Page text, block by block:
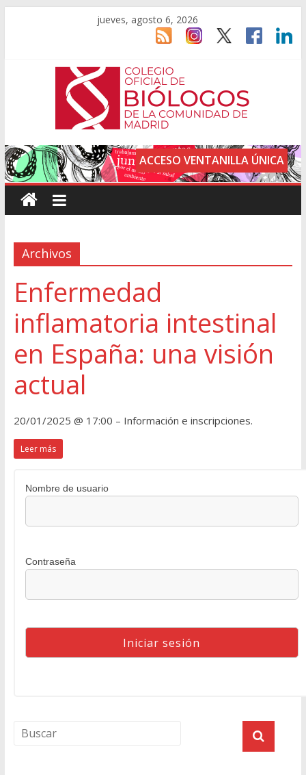
jueves, agosto 6, 2026
ACCESO VENTANILLA ÚNICA
Archivos
Enfermedad
inflamatoria intestinal
en España: una visión
actual
20/01/2025 @ 17:00 – Información e inscripciones.
Leer más
Nombre de usuario
Contraseña